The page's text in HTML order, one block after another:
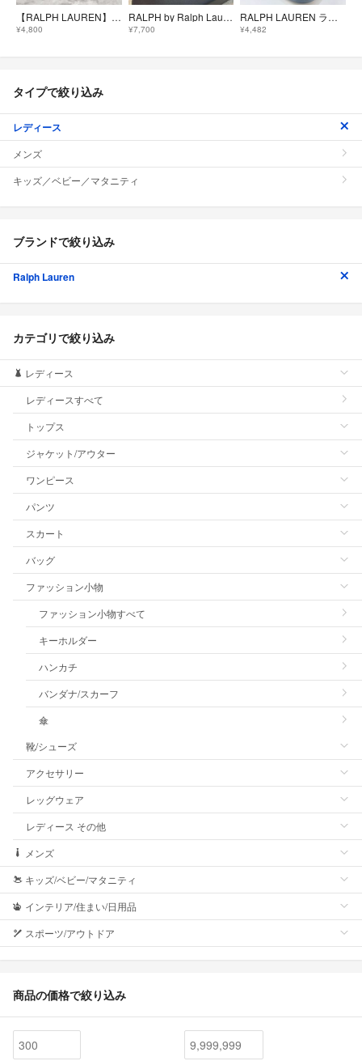
【RALPH LAUREN】ラルフローレン サングラス ウェリントン ブラック アイウェア ブラウンレンズ ケース付き
¥4,800
RALPH by Ralph Lauren 7527/S 6LB サングラス
¥7,700
RALPH LAUREN ラルフローレン サングラス べっ甲柄 ケース付
¥4,482
タイプで絞り込み
レディース
メンズ
キッズ／ベビー／マタニティ
ブランドで絞り込み
Ralph Lauren
カテゴリで絞り込み
レディース
レディースすべて
トップス
ジャケット/アウター
ワンピース
パンツ
スカート
バッグ
ファッション小物
ファッション小物すべて
キーホルダー
ハンカチ
バンダナ/スカーフ
傘
靴/シューズ
アクセサリー
レッグウェア
レディース その他
メンズ
キッズ/ベビー/マタニティ
インテリア/住まい/日用品
スポーツ/アウトドア
商品の価格で絞り込み